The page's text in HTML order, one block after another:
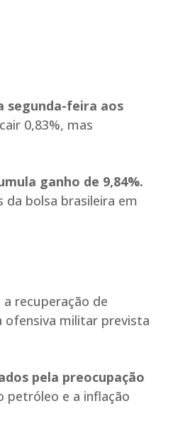
segunda-feira aos
0,83%, mas
ganho de 9,84%.
da bolsa brasileira em
recuperação de
ofensiva militar prevista
pela preocupação
petróleo e a inflação